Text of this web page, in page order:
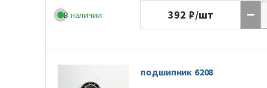
В наличии 392 ₽/шт
подшипник 6208